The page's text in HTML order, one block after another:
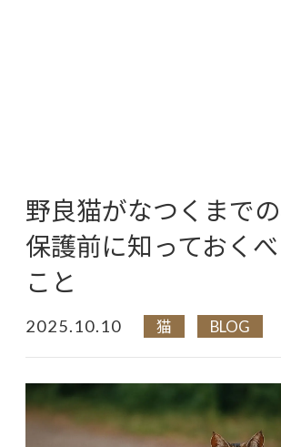
野良猫がなつくまで
保護前に知っておく
こと
2025.10.10 猫 BLOG